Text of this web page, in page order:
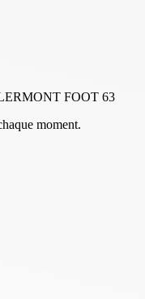
FOOT 63
moment.